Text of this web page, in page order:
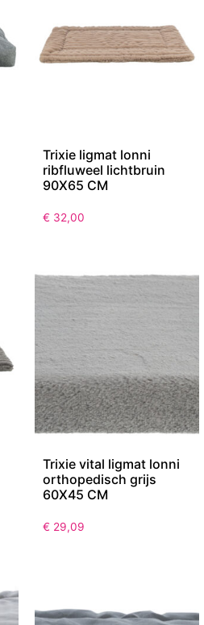
Trixie ligmat lonni
ribfluweel lichtbruin
90X65 CM
€ 32,00
Trixie vital ligmat lonni
orthopedisch grijs
60X45 CM
€ 29,09